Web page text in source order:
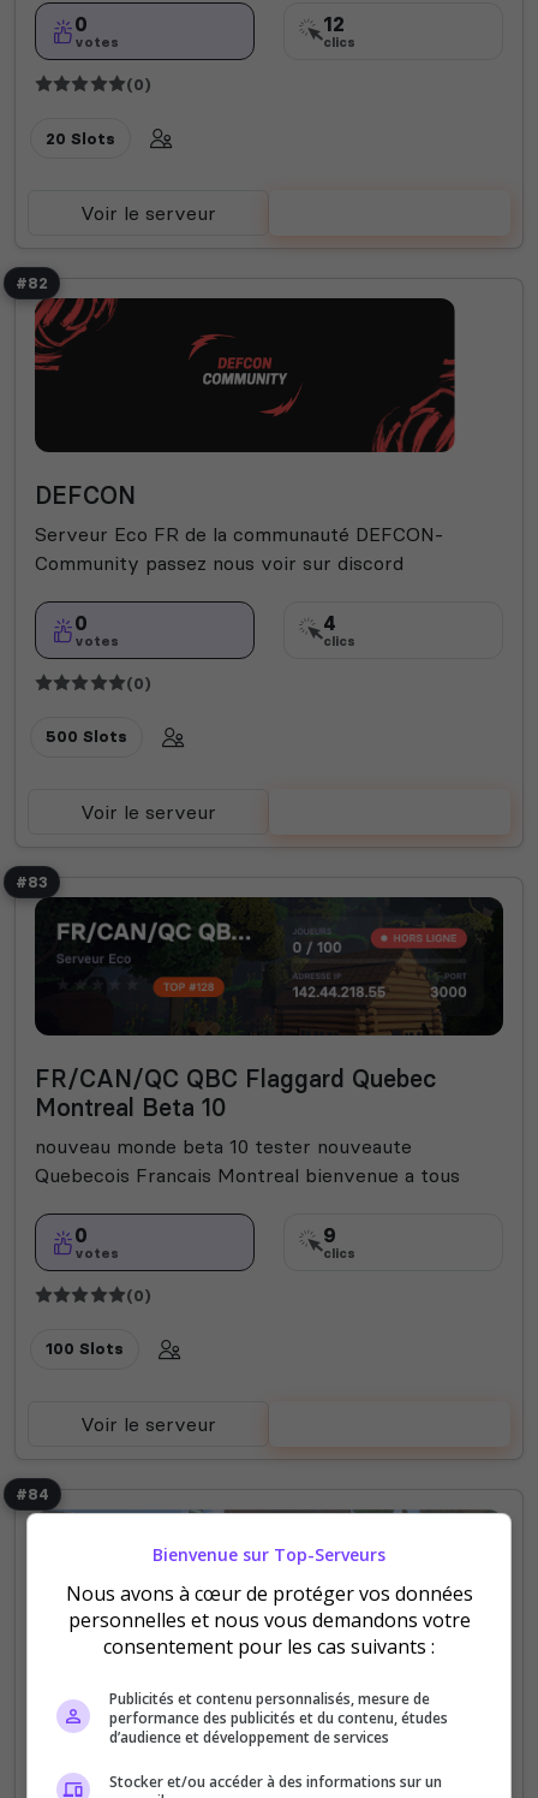
0
votes
12
clics
(0)
20 Slots
Voir le serveur
#82
DEFCON
Serveur Eco FR de la communauté DEFCON-
Community passez nous voir sur discord
0
votes
4
clics
(0)
500 Slots
Voir le serveur
#83
FR/CAN/QC QBC Flaggard Quebec
Montreal Beta 10
nouveau monde beta 10 tester nouveaute
Quebecois Francais Montreal bienvenue a tous
0
votes
9
clics
(0)
100 Slots
Voir le serveur
#84
Cycle 9
Une aventure sans limites vous attend sur une
carte de 2,56km². Au cœur de cette étendue se
Bienvenue sur Top-Serveurs
Nous avons à cœur de protéger vos données
personnelles et nous vous demandons votre
consentement pour les cas suivants :
Publicités et contenu personnalisés, mesure de
performance des publicités et du contenu, études
d’audience et développement de services
Stocker et/ou accéder à des informations sur un